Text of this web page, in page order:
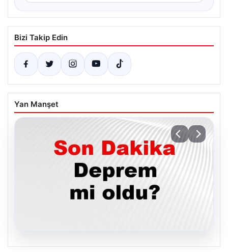
Bizi Takip Edin
Yan Manşet